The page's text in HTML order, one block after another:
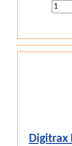
Digitrax